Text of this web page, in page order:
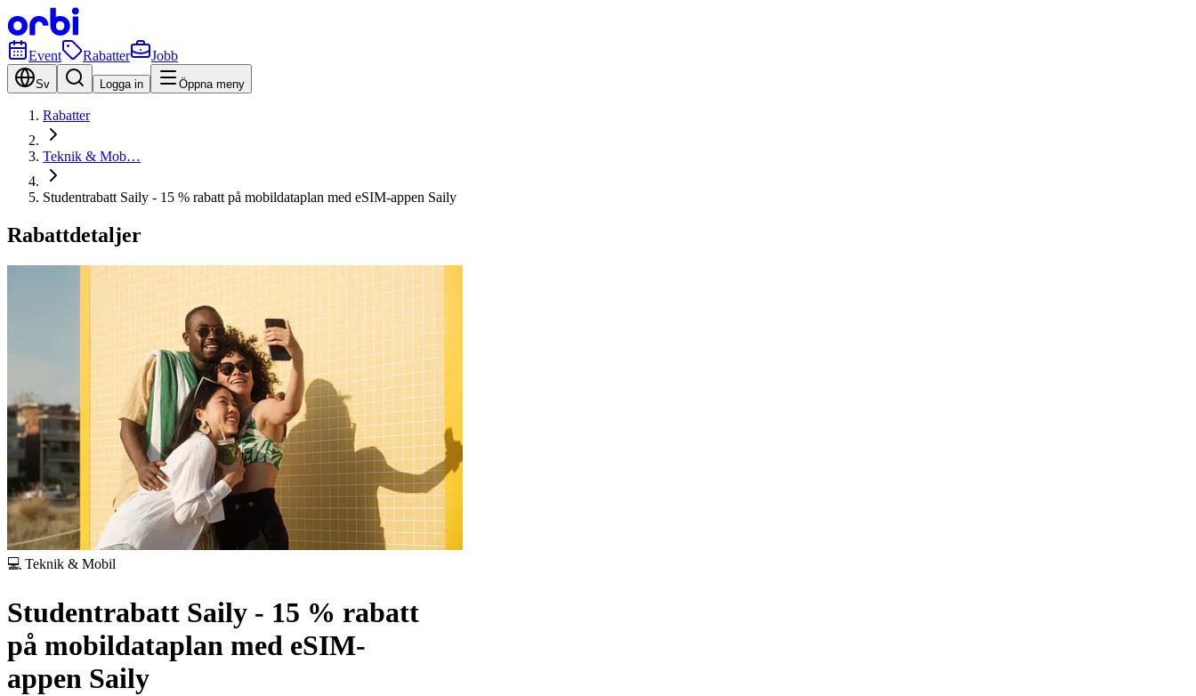
Event Rabatter Jobb
Sv Logga in Öppna meny
Rabatter
Teknik & Mob…
Studentrabatt Saily - 15 % rabatt på mobildataplan med eSIM-appen Saily
Rabattdetaljer
💻 Teknik & Mobil
Studentrabatt Saily - 15 % rabatt
på mobildataplan med eSIM-
appen Saily